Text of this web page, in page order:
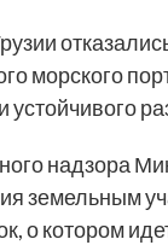
морского
надзора
земельным
о котором